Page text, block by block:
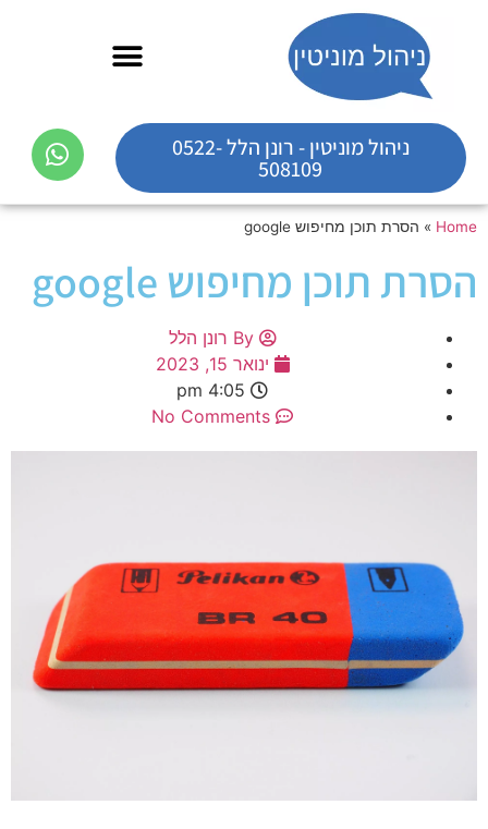
ניהול מוניטין - רונן הלל 0522-
508109
Home
» הסרת תוכן מחיפוש google
הסרת תוכן מחיפוש google
By רונן הלל
ינואר 15, 2023
4:05 pm
No Comments